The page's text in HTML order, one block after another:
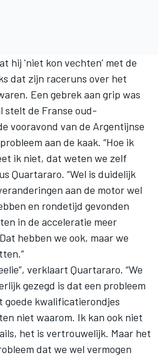
hij 'niet kon vechten’ met de
dat zijn raceruns over het
Een gebrek aan grip was
stelt de Franse oud-
vooravond van de Argentijnse
aan de kaak. “Hoe ik
ik niet, dat weten we zelf
Quartararo. “Wel is duidelijk
aan de motor wel
en rondetijd gevonden
in de acceleratie meer
hebben we ook, maar we
verklaart Quartararo. “We
gezegd is dat een probleem
goede kwalificatierondjes
niet waarom. Ik kan ook niet
het is vertrouwelijk. Maar het
dat we wel vermogen